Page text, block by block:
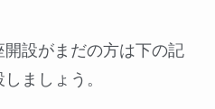
設がまだの方は下の記
ましょう。